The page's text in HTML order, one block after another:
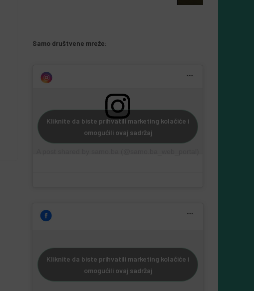
Kliknite da biste prihvatili marketing kolačiće i
Kliknite da biste prihvatili marketing kolačiće i